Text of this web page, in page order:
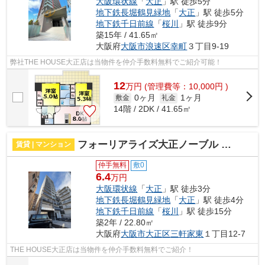
地下鉄長堀鶴見緑地 「大正 」駅 徒歩5分
地下鉄千日前線 「桜川 」駅 徒歩9分
築15年 / 41.65㎡
大阪府大阪市浪速区幸町３丁目9-19
弊社THE HOUSE大正店は当物件を仲介手数料無料でご紹介可能！
12万円 (管理費等：10,000円 )
敷金 0ヶ月 礼金
1ヶ月
14階 / 2DK / 41.65㎡
賃貸 | マンション フォーリアライズ大正ノーブル 仲介手数料無料
仲手無料 敷0
6.4万円
大阪環状線 「大正 」駅 徒歩3分
地下鉄長堀鶴見緑地 「大正 」駅 徒歩4分
地下鉄千日前線 「桜川
」駅 徒歩15分
築2年 / 22.80㎡
大阪府大阪市大正区三軒家東 １丁目12-7
THE HOUSE大正店は当物件を仲介手数料無料でご紹介！